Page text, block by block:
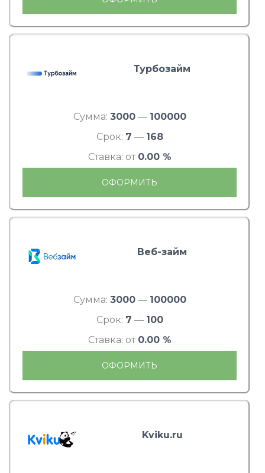
Турбозайм
Сумма: 3000— 100000
Срок: 7 — 168
Ставка: от 0.00 %
ОФОРМИТЬ
Веб-займ
Сумма: 3000— 100000
Срок: 7 — 100
Ставка: от 0.00 %
ОФОРМИТЬ
Kviku.ru